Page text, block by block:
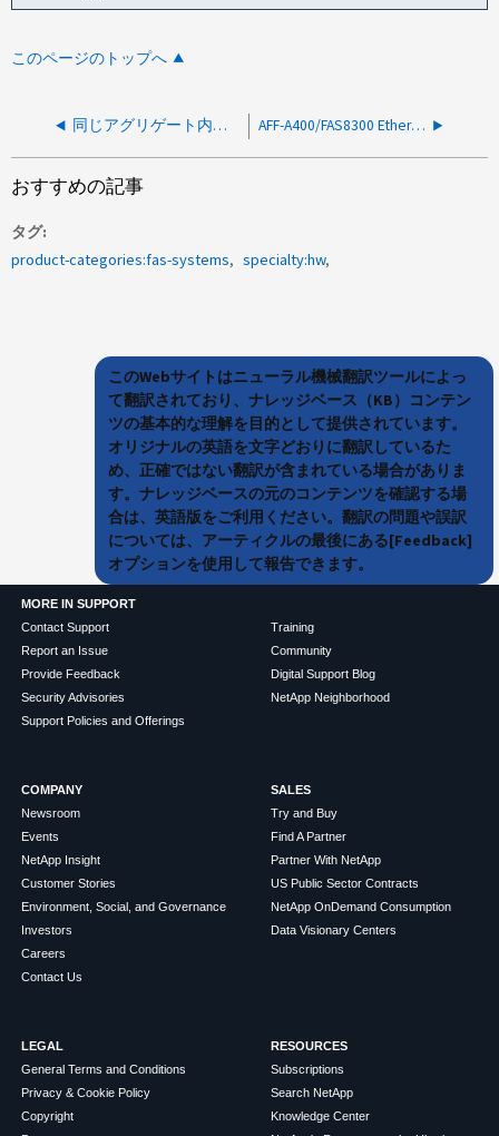
このページのトップへ
同じアグリゲート内のNVMe SSDとSAS SSDはパフォーマンスに影響しますか。 AFF-A400/FAS8300 Ethernetメザニンカード（X1161A）は1Gbの速度をサポートしますか？
おすすめの記事
タグ
product-categories:fas-systems
specialty:hw
このWebサイトはニューラル機械翻訳ツールによっ
て翻訳されており、ナレッジベース（KB）コンテン
ツの基本的な理解を目的として提供されています。
オリジナルの英語を文字どおりに翻訳しているた
め、正確ではない翻訳が含まれている場合がありま
す。ナレッジベースの元のコンテンツを確認する場
合は、英語版をご利用ください。翻訳の問題や誤訳
については、アーティクルの最後にある[Feedback]
オプションを使用して報告できます。
MORE IN SUPPORT
Contact Support
Report an Issue
Provide Feedback
Security Advisories
Support Policies and Offerings
Training
Community
Digital Support Blog
NetApp Neighborhood
COMPANY
Newsroom
Events
NetApp Insight
Customer Stories
Environment, Social, and Governance
Investors
Careers
Contact Us
SALES
Try and Buy
Find A Partner
Partner With NetApp
US Public Sector Contracts
NetApp OnDemand Consumption
Data Visionary Centers
LEGAL
General Terms and Conditions
Privacy & Cookie Policy
Copyright
RESOURCES
Subscriptions
Search NetApp
Knowledge Center